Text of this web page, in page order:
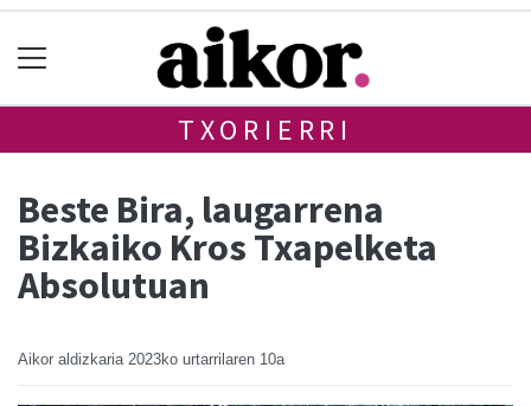
TXORIERRI
Beste Bira, laugarrena
Bizkaiko Kros Txapelketa
Absolutuan
Aikor aldizkaria 2023ko urtarrilaren 10a